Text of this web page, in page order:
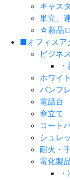
キャス
単立、
☆新品
■オフィスア
ビジネ
ホワイ
パンフ
電話台
傘立て
コート
シュレ
耐火・
電化製